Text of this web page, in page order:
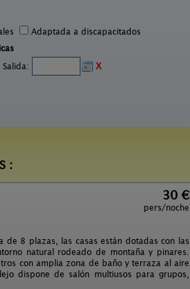
Adaptada a discapacitados
Salida:
X
:
30 €
pers/noche
8 plazas, las casas están dotadas con las
natural rodeado de montaña y pinares.
con amplia zona de baño y terraza al aire
dispone de salón multiusos para grupos,